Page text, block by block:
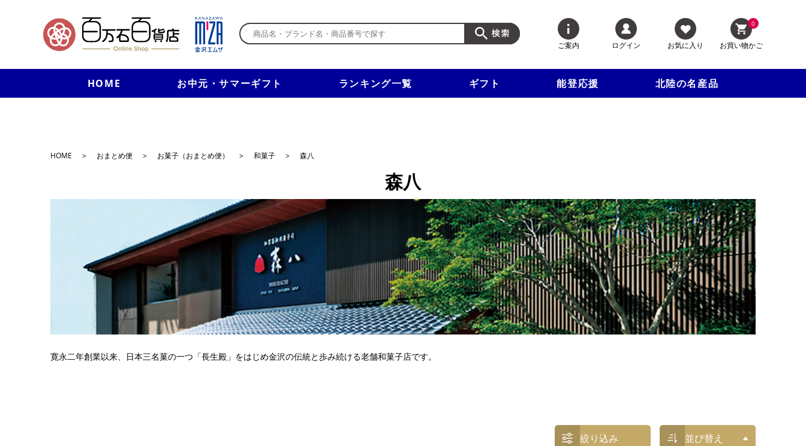
ご案内 ログイン お気に入り
0
お買い物かご
HOME お中元・サマーギフト ランキング一覧 ギフト 能登応援 北陸の名産品
新規入会で3千円以上で使える500円クーポンを進呈！
HOME > おまとめ便 > お菓子（おまとめ便） > 和菓子 > 森八
森八
寛永二年創業以来、日本三名菓の一つ「長生殿」をはじめ金沢の伝統と歩み続ける老舗和菓子店です。
絞り込み 並び替え